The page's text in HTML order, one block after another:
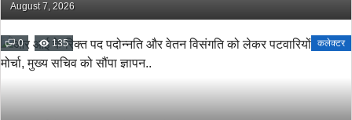
August 7, 2026
0 135 कलेक्टर